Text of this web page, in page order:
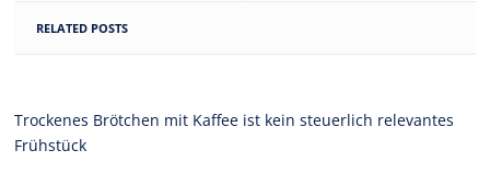
RELATED POSTS
Trockenes Brötchen mit Kaffee ist kein steuerlich relevantes
Frühstück